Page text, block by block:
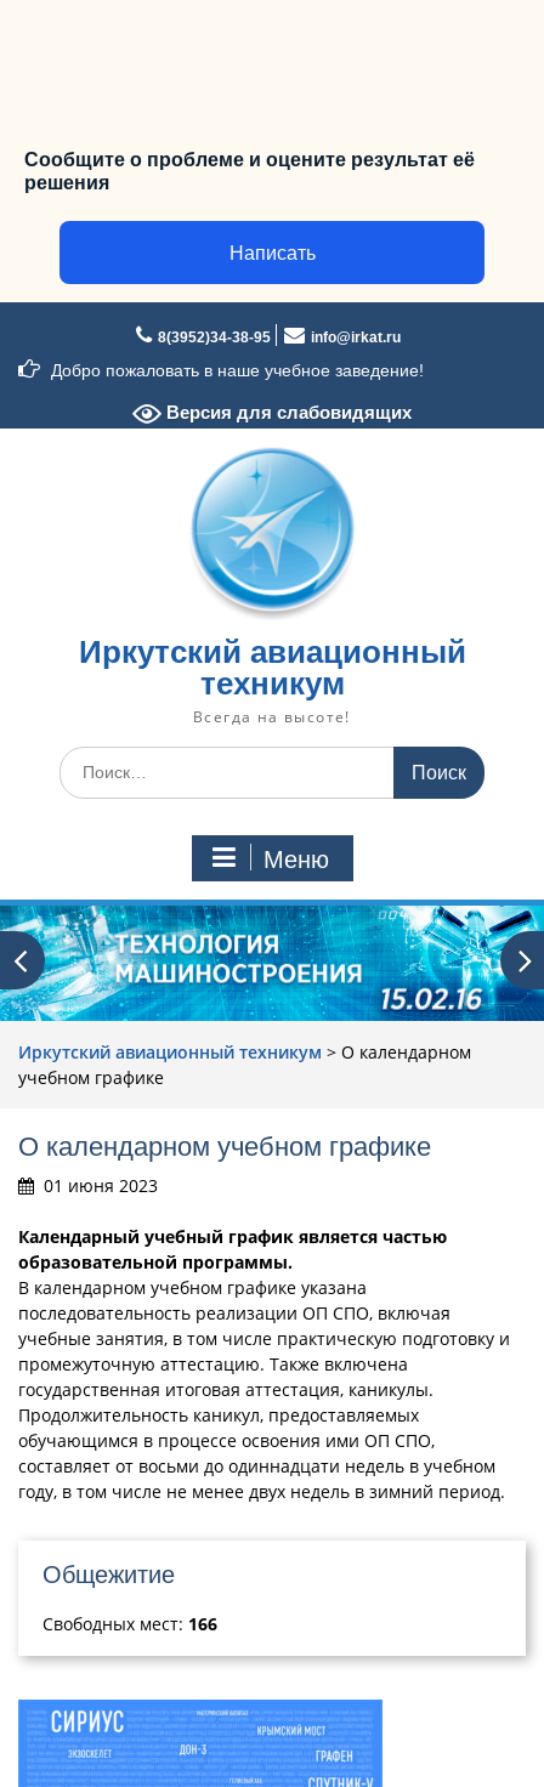
Сообщите о проблеме и оцените результат её
решения
Написать
содержимому
8(3952)34-38-95 info@irkat.ru
Добро пожаловать в наше учебное заведение!
Версия для слабовидящих
Иркутский авиационный
техникум
Всегда на высоте!
Искать:
Меню
Иркутский авиационный техникум > О календарном
учебном графике
О календарном учебном графике
01 июня 2023
Календарный учебный график является частью
образовательной программы.
В календарном учебном графике указана
последовательность реализации ОП СПО, включая
учебные занятия, в том числе практическую подготовку и
промежуточную аттестацию. Также включена
государственная итоговая аттестация, каникулы.
Продолжительность каникул, предоставляемых
обучающимся в процессе освоения ими ОП СПО,
составляет от восьми до одиннадцати недель в учебном
году, в том числе не менее двух недель в зимний период.
Общежитие
Свободных мест: 166